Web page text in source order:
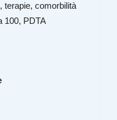
terapie, comorbilità
100, PDTA